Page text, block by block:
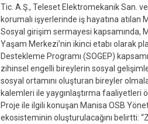
Tic. A.Ş., Teleset Elektromekanik San.
korumalı işyerlerinde iş hayatına atılan
Sosyal girişim sermayesi kapsamında,
Yaşam Merkezi’nin ikinci etabı olarak
Destekleme Programı (SOGEP)
zihinsel engelli bireylerin sosyal
sosyal ortamını oluşturan bireyler
kalemleri ile yaygınlaştırma faaliyetleri
Proje ile ilgili konuşan Manisa OSB
ekosisteminin oluşturulacağını belirtti: